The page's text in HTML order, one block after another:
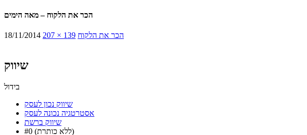
הכר את הלקוח – מאה הימים
18/11/2014 207 × 139 הכר את הלקוח
שיווק
בידול
שיווק נכון לעסק
אסטרטגיה נכונה לעסק
שיווק ברשת
#0 (ללא כותרת)